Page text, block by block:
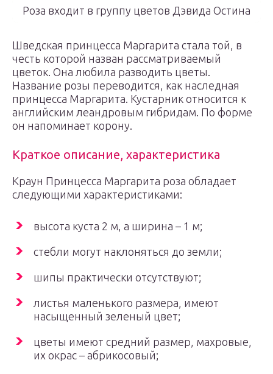
Роза входит в группу цветов Дэвида Остина
Шведская принцесса Маргарита стала той, в
честь которой назван рассматриваемый
цветок. Она любила разводить цветы.
Название розы переводится, как наследная
принцесса Маргарита. Кустарник относится к
английским леандровым гибридам. По форме
он напоминает корону.
Краткое описание, характеристика
Краун Принцесса Маргарита роза обладает
следующими характеристиками:
высота куста 2 м, а ширина – 1 м;
стебли могут наклоняться до земли;
шипы практически отсутствуют;
листья маленького размера, имеют
насыщенный зеленый цвет;
цветы имеют средний размер, махровые,
их окрас – абрикосовый;